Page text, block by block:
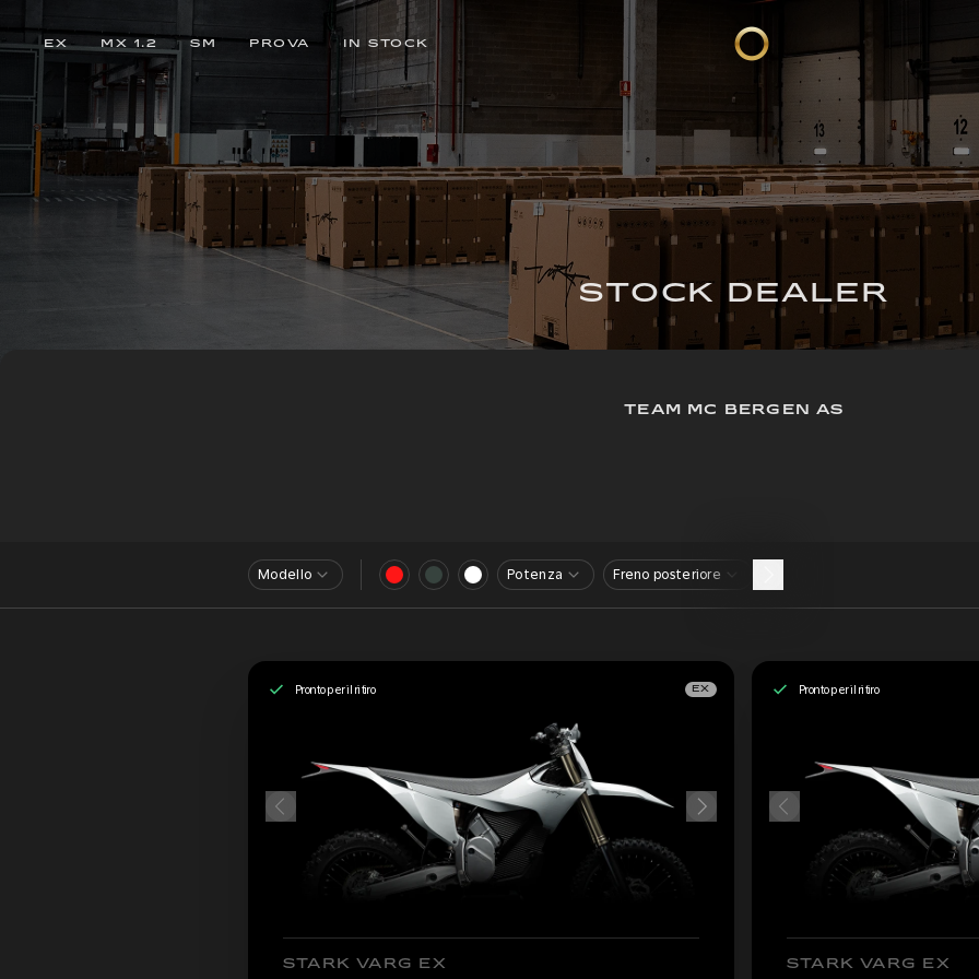
EX MX 1.2 SM PROVA IN STOCK
STOCK DEALER
TEAM MC BERGEN AS
Modello Potenza Freno posteriore
Pronto per il ritiro EX
STARK VARG EX
Pronto per il ritiro
STARK VARG EX